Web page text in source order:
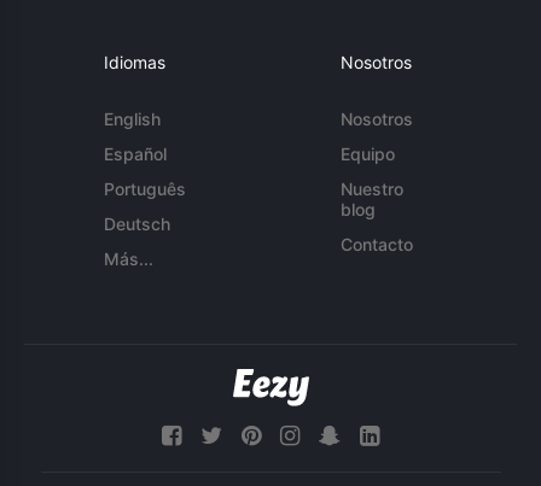
Idiomas
English
Español
Português
Deutsch
Más...
Nosotros
Nosotros
Equipo
Nuestro
blog
Contacto